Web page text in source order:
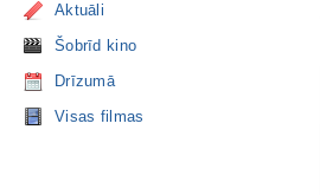
Aktuāli
Šobrīd kino
Drīzumā
Visas filmas